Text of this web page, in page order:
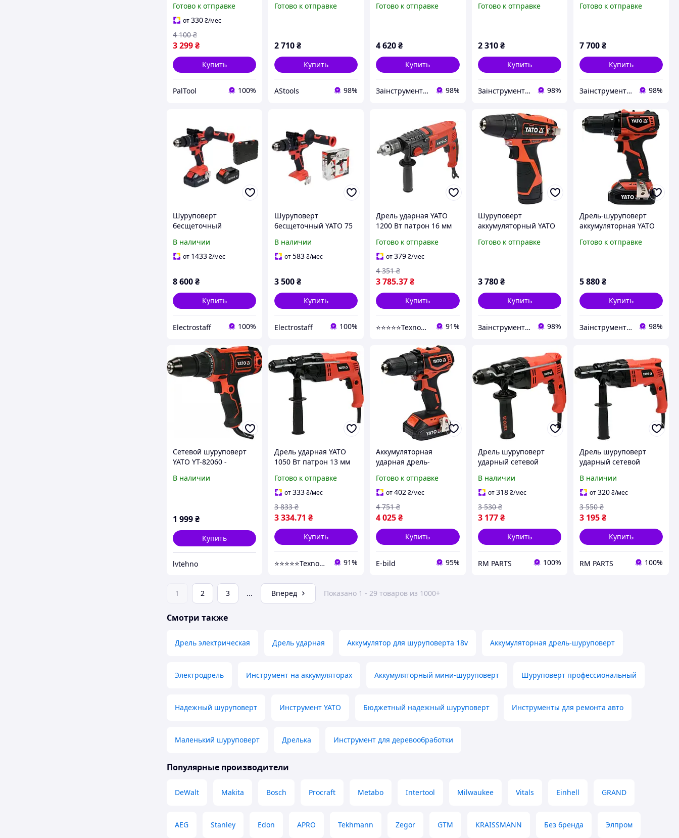
827788 компактный
шуруповерт в
комплекте.
Готово к отправке
от330₴/мес
3 299₴
4 100 ₴
Купить
PalTool 100%
самозатискним
Готово к отправке
2 710₴
Купить
AStools 98%
40 Нм 1650 об/мин (YT-
Готово к отправке
4 620₴
Купить
Заінструментом 98%
18 В 40 Нм 1650 об/мин
Готово к отправке
2 310 ₴
Купить
Заінструментом 98%
18 В 75 Нм + 2АКБ (YT-
Готово к отправке
7 700₴
Купить
Заінструментом 98%
Шуруповерт
бесщеточный
75Нм З АКБ
В наличии
от 1433₴/мес
8 600₴
Купить
Electrostaff 100%
Шуруповерт
бесщеточный YATO 75
В наличии
от583₴/мес
3 500₴
Купить
Electrostaff 100%
Дрель ударная YATO
1200 Вт патрон 16 мм
Готово к отправке
от379₴/мес
3 785.37₴
4 351 ₴
Купить
⭐️⭐️⭐️⭐️⭐️TexnoSad 91%
Шуруповерт
аккумуляторный YATO
(YT-82901)
Готово к отправке
3 780 ₴
Купить
Заінструментом 98%
Дрель-шуруповерт
аккумуляторная YATO
82794)
Готово к отправке
5 880₴
Купить
Заінструментом 98%
Сетевой шуруповерт
YATO YT-82060 -
бескомпромиссная
В наличии
1 999₴
Купить
lvtehno
Дрель ударная YATO
1050 Вт патрон 13 мм
Готово к отправке
от333₴/мес
3 334.71 ₴
3 833 ₴
Купить
⭐️⭐️⭐️⭐️⭐️TexnoSad 91%
Аккумуляторная
ударная дрель-
82786
Готово к отправке
от402₴/мес
4 025₴
4 751 ₴
Купить
E-bild 95%
Дрель шуруповерт
ударный сетевой
самозажимной
металлический патрон
13 мм 850 Вт YATO (YT-
82037)
В наличии
от318 ₴/мес
3 177 ₴
3 530 ₴
Купить
RM PARTS 100%
Дрель шуруповерт
ударный сетевой
самозажимной
металлический патрон
13 мм 1050 Вт YATO YT-
82044
В наличии
от320₴/мес
3 195₴
3 550 ₴
Купить
RM PARTS 100%
1 2 3 ... Вперед Показано 1 - 29 товаров из 1000+
Смотри также
Дрель электрическая Дрель ударная Аккумулятор для шуруповерта 18v Аккумуляторная дрель-шуруповерт
Электродрель Инструмент на аккумуляторах Аккумуляторный мини-шуруповерт Шуруповерт профессиональный
Надежный шуруповерт Инструмент YATO Бюджетный надежный шуруповерт Инструменты для ремонта авто
Маленький шуруповерт Дрелька Инструмент для деревообработки
Популярные производители
DeWalt Makita Bosch Procraft Metabo Intertool Milwaukee Vitals Einhell GRAND
AEG Stanley Edon APRO Tekhmann Zegor GTM KRAISSMANN Без бренда Элпром